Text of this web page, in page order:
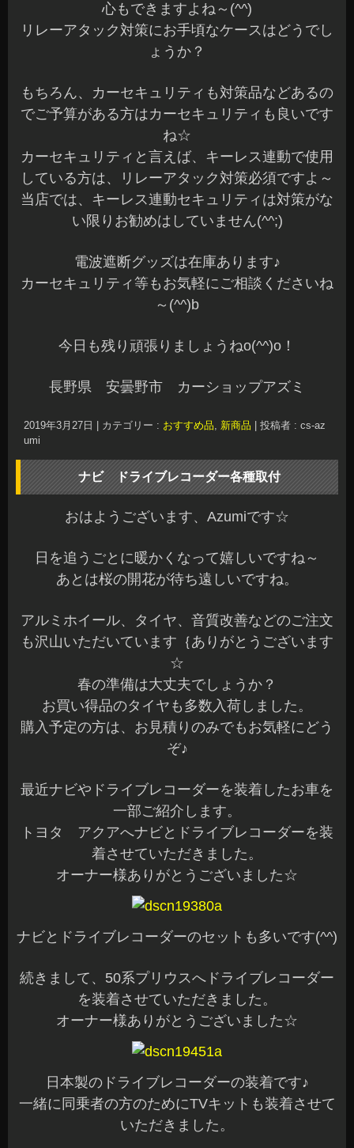
心もできますよね～(^^)
リレーアタック対策にお手頃なケースはどうでし
ょうか？
もちろん、カーセキュリティも対策品などあるの
でご予算がある方はカーセキュリティも良いです
ね☆
カーセキュリティと言えば、キーレス連動で使用
している方は、リレーアタック対策必須ですよ～
当店では、キーレス連動セキュリティは対策がな
い限りお勧めはしていません(^^;)
電波遮断グッズは在庫あります♪
カーセキュリティ等もお気軽にご相談くださいね
～(^^)b
今日も残り頑張りましょうねo(^^)o！
長野県 安曇野市 カーショップアズミ
2019年3月27日 カテゴリー : おすすめ品, 新商品
投稿者 : cs-az
umi
ナビ ドライブレコーダー各種取付
おはようございます、Azumiです☆
日を追うごとに暖かくなって嬉しいですね～
あとは桜の開花が待ち遠しいですね。
アルミホイール、タイヤ、音質改善などのご注文
も沢山いただいています｛ありがとうございます
☆
春の準備は大丈夫でしょうか？
お買い得品のタイヤも多数入荷しました。
購入予定の方は、お見積りのみでもお気軽にどう
ぞ♪
最近ナビやドライブレコーダーを装着したお車を
一部ご紹介します。
トヨタ アクアへナビとドライブレコーダーを装
着させていただきました。
オーナー様ありがとうございました☆
ナビとドライブレコーダーのセットも多いです(^^)
続きまして、50系プリウスへドライブレコーダー
を装着させていただきました。
オーナー様ありがとうございました☆
日本製のドライブレコーダーの装着です♪
一緒に同乗者の方のためにTVキットも装着させて
いただきました。